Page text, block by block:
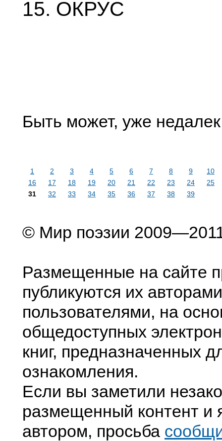
15. ОКРУС
Быть может, уже
1 2 3 4 5 6 7 8 9
10
16
17 18 19 20 21 22 23 24
25
31
32 33 34 35 36 37 38 39
© Мир поэзии
Размещенные на сайте
публикуются их
пользователями, на
общедоступных
книг, предназначенных
ознакомления.
Если вы заметили
размещенный контент и
автором, просьба